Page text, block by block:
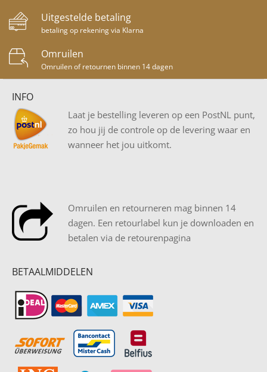
Uitgestelde betaling
betaling op rekening via Klarna
Omruilen
Omruilen of retournen binnen 14 dagen
INFO
Laat je bestelling leveren op een PostNL punt,
zo hou jij de controle op de levering waar en
wanneer het jou uitkomt.
Omruilen en retourneren mag binnen 14
dagen. Een retourlabel kun je downloaden en
betalen via de retourenpagina
BETAALMIDDELEN